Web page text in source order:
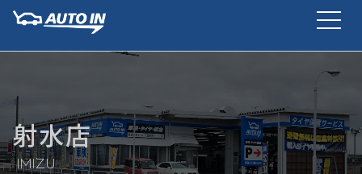
射水店
IMIZU